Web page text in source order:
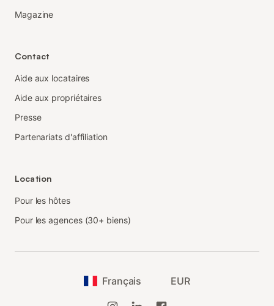
Magazine
Contact
Aide aux locataires
Aide aux propriétaires
Presse
Partenariats d'affiliation
Location
Pour les hôtes
Pour les agences (30+ biens)
Français EUR